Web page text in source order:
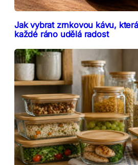
Jak vybrat zrnkovou kávu,
každé ráno udělá radost